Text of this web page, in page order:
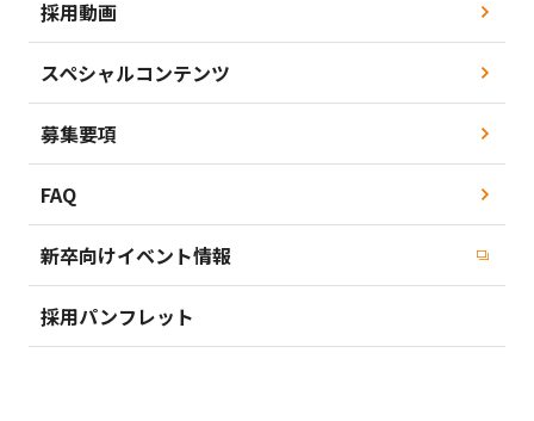
採用動画
スペシャルコンテンツ
募集要項
FAQ
新卒向けイベント情報
採用パンフレット